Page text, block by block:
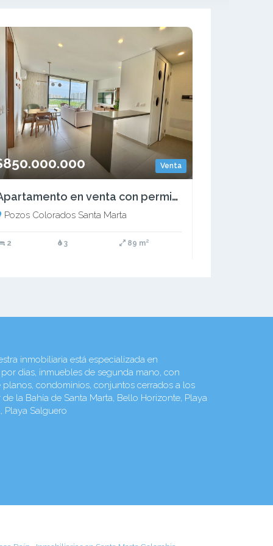
Venta
Apartamento en venta con permiso turístico
Pozos Colorados Santa Marta
2 3 89 m²
inmobiliaria está especializada en
dias, inmuebles de segunda mano, con
condominios, conjuntos cerrados a los
la Bahía de Santa Marta, Bello Horizonte, Playa
Playa Salguero